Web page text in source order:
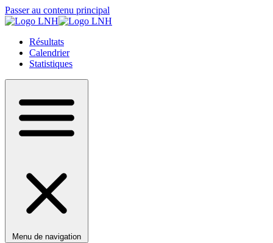
Passer au contenu principal
Résultats
Calendrier
Statistiques
Menu de navigation